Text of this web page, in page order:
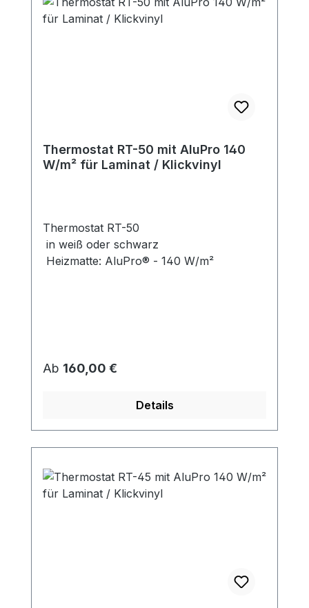
Thermostat RT-50 mit AluPro 140
W/m² für Laminat / Klickvinyl
Thermostat RT-50
in weiß oder schwarz
Heizmatte: AluPro® - 140 W/m²
Regulärer Preis:
Ab 160,00 €
Details